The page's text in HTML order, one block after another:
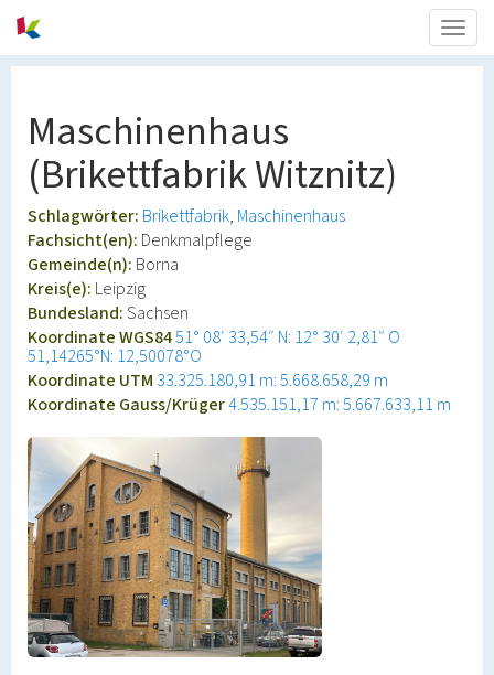
Maschinenhaus
(Brikettfabrik Witznitz)
Schlagwörter: Brikettfabrik Maschinenhaus
Fachsicht(en): Denkmalpflege
Gemeinde(n): Borna
Kreis(e): Leipzig
Bundesland:Sachsen
Koordinate WGS8451° 08′ 33,54″ N: 12° 30′ 2,81″ O
51,14265°N: 12,50078°O
Koordinate UTM 33.325.180,91 m: 5.668.658,29 m
Koordinate Gauss/Krüger4.535.151,17 m: 5.667.633,11 m